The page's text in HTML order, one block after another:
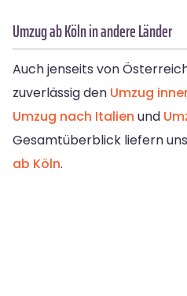
Umzug ab Köln in andere Länder
Auch jenseits von
zuverlässig den Umzug
Umzug nach Italien und
Gesamtüberblick liefern
ab Köln.